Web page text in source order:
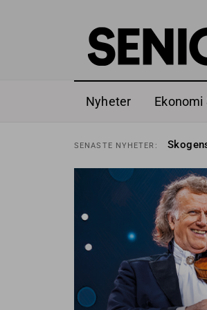
Nyheter Ekonomi
SENASTE NYHETER:
SENASTENYHETER:
SENASTENYHETER: Kravet:
Dom
NYHETER: Snart
SENASTE NYHETER: Hyror
SENASTE NYHETER: